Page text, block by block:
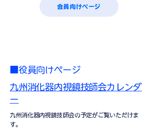
会員向けページ
■役員向けページ
九州消化器内視鏡技師会カレンダ
ー
九州消化器内視鏡技師会の予定がご覧いただけま
す。